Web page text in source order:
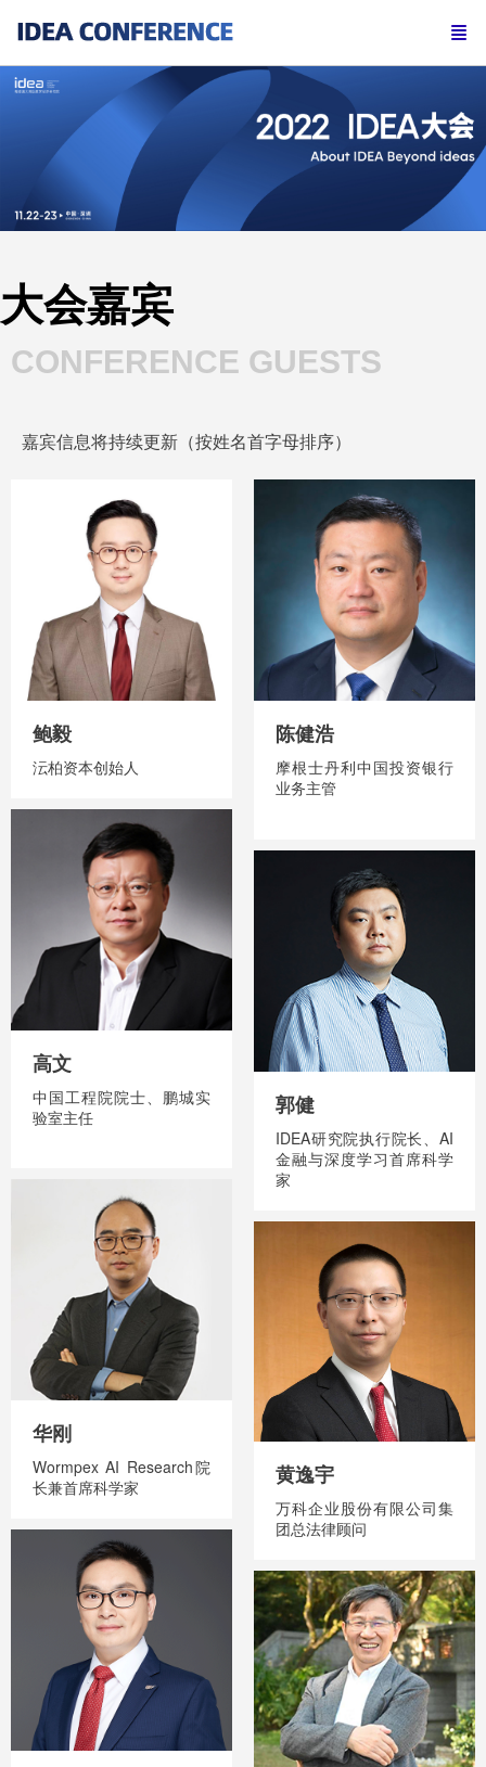
大会嘉宾
CONFERENCE GUESTS
嘉宾信息将持续更新（按姓名首字母排序）
鲍毅
沄柏资本创始人
高文
中国工程院院士、鹏城实
验室主任
华刚
Wormpex AI Research院
长兼首席科学家
陈健浩
摩根士丹利中国投资银行
业务主管
郭健
IDEA研究院执行院长、AI
金融与深度学习首席科学
家
黄逸宇
万科企业股份有限公司集
团总法律顾问